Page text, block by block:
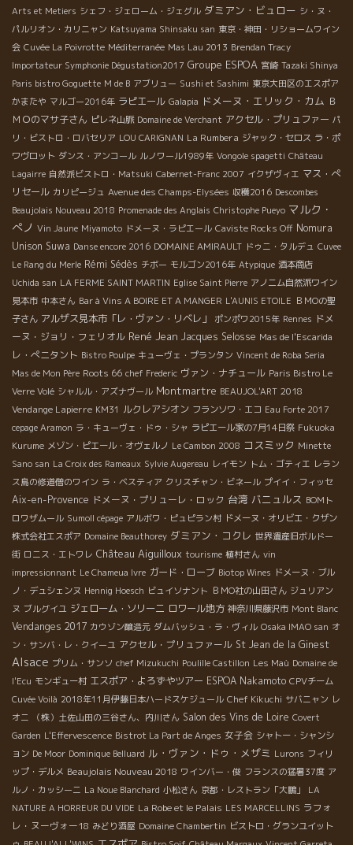
Arts et Metiers シェフ・ジェローム・ジェグル ダミアン・ビュロー シ・ヌ・
パルリオン・カリニャン Katsuyama Shinsaku san 東京・神田・リショームワイン
会 Cuvée La Poivrotte Méditerranée Mas Lau 2013 Brendan Tracy
Importateur Symphonie Dégustation2017 Groupe ESPOA 宮崎 Tazaki Shinya
Paris bistro Goguette M de B アブリュー Sushi et Sashimi 東京大田区のエスポア
かまたや マルゴー2016年 ラピエール Galapia ドメーヌ・エリック・カム Ｂ
ＭＯのマサ子さん ピレネ山脈 Domaine de Verchant アクセル・プリュファー パ
リ・ビストロ・ロバセリア LOU CARIGNAN La Rumbera ジャック・セロス ラ・ポ
ワヴロット ダンス・アンコール ルノワール1989年 Vongole spagetti Château
Lagairre 自然派ビストロ・Matsuki Cabernet-Franc 2007 イクザヴィエ マス・ぺ
リセール カリピージュ Avenue des Champs-Elysées 収穫2016 Descombes
Beaujolais Nouveau 2018 Promenade des Anglais Christophe Pueyo マルク・
ぺノ Vin Jaune Miyamoto ドメーヌ・ラピエール Caviste Rocks Off Nomura
Unison Suwa Danse encore 2016 DOMAINE AMIRAULT ドゥニ・タルデュ Cuvee
Le Rang du Merle Rémi Sédès チボー モルゴン2016年 Atypique 酒本商店
Uchida san LA FERME SAINT MARTIN Eglise Saint Pierre アノニム自然派ワイン
見本市 中本さん Bar à Vins A BOIRE ET A MANGER L'AUNIS ETOILE ＢＭОの聖
子さん アルザス見本市「レ・ヴァン・リベレ」 ポンポワ2015年 Rennes ドメ
ーヌ・ジョリ・フェリオル René Jean Jacques Selosse Mas de l'Escarida
レ・ぺニタント Bistro Poulpe キューヴェ・プランタン Vincent de Roba Seria
Mas de Mon Père Roots 66 chef Frederic ヴァン・ナチュール Paris Bistro Le
Verre Volé シャルル・アズナヴール Montmartre BEAUJOL'ART 2018
Vendange Lapierre KM31 ルクレアシオン フランソワ・エコ Eau Forte 2017
cepage Aramon ラ・キューヴェ・ドゥ・シャ ラピエール家の7月14日祭 Fukuoka
Kurume メゾン・ピエール・オヴェルノ Le Cambon 2008 コスミック Minette
Sano san La Croix des Rameaux Sylvie Augereau レイモン トム・ゴティエ レラン
ス島の修道僧のワイン ラ・ベスティア クリスチャン・ビネール プイイ・フィッセ
Aix-en-Provence ドメーヌ・プリューレ・ロック 台湾 バニュルス BOMト
ロワザムール Sumoll cépage アルボワ・ピュピラン村 ドメーヌ・オリビエ・クザン
株式会社エスポア Domaine Beauthorey ダミアン・コクレ 世界遺産旧ボルドー
街 ロニス・エトワレ Château Aiguilloux tourisme 植村さん vin
impressionnant Le Chameua Ivre ガード・ローブ Biotop Wines ドメーヌ・ブル
ノ・デュシェンヌ Hennig Hoesch ビュイソナント ＢＭО社の山田さん ジュリアン
ヌ ブルグイユ ジェローム・ソリーニ ロワール地方 神奈川県藤沢市 Mont Blanc
Vendanges 2017 カウゾン醸造元 ダムバッシュ・ラ・ヴィル Osaka IMAO san オ
ン・サンバ・レ・クイーユ アクセル・プリュファール St Jean de la Ginest
Alsace プリム・サンソ chef Mizukuchi Poulille Castillon Les Maù Domaine de
l'Ecu モンギュー村 エスポア・よろずやツアー ESPOA Nakamoto CPVチーム
Cuvée Voilà 2018年11月伊藤日本ハードスケジュール Chef Kikuchi サバニャン レ
オニ
（株）土佐山田の三谷さん、内川さん Salon des Vins de Loire Covert
Garden L'Effervescence Bistrot La Part de Anges 女子会 シャトー・シャンシ
ョン De Moor Dominique Belluard ル・ヴァン・ドゥ・メザミ Lurons フィリ
ップ・デルメ Beaujolais Nouveau 2018 ワインバー・俊 フランスの猛暑37度 ア
ルノ・カッシーニ La Noue Blanchard 小松さん 京都・レストラン「大鵬」
LA
NATURE A HORREUR DU VIDE La Robe et le Palais LES MARCELLINS ラフォ
レ・ヌーヴォー18 みどり酒屋 Domaine Chambertin ビストロ・グランユイット